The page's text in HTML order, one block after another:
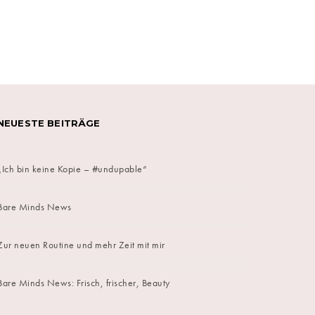
BEITRÄGE
bin keine Kopie – #undupable“
Minds News
neuen Routine und mehr Zeit mit mir
Minds News: Frisch, frischer, Beauty